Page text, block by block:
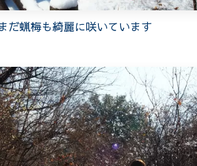
だ蝋梅も綺麗に咲いています